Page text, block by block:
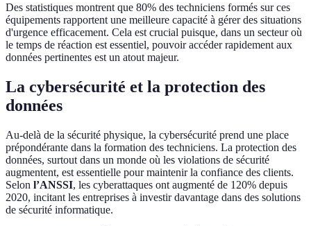
Des statistiques montrent que 80% des techniciens formés sur ces
équipements rapportent une meilleure capacité à gérer des situations
d'urgence efficacement. Cela est crucial puisque, dans un secteur où
le temps de réaction est essentiel, pouvoir accéder rapidement aux
données pertinentes est un atout majeur.
La cybersécurité et la protection des
données
Au-delà de la sécurité physique, la cybersécurité prend une place
prépondérante dans la formation des techniciens. La protection des
données, surtout dans un monde où les violations de sécurité
augmentent, est essentielle pour maintenir la confiance des clients.
Selon l’ANSSI, les cyberattaques ont augmenté de 120% depuis
2020, incitant les entreprises à investir davantage dans des solutions
de sécurité informatique.